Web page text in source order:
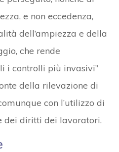
e non eccedenza,
dell’ampiezza e della
che rende
i controlli più invasivi”
della rilevazione di
con l’utilizzo di
dei diritti dei lavoratori.